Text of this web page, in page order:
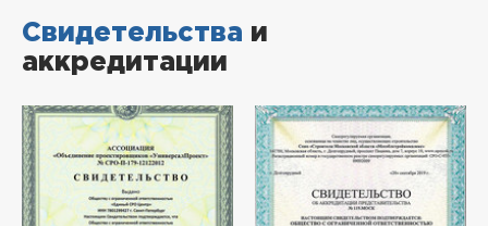
Свидетельства и
аккредитации